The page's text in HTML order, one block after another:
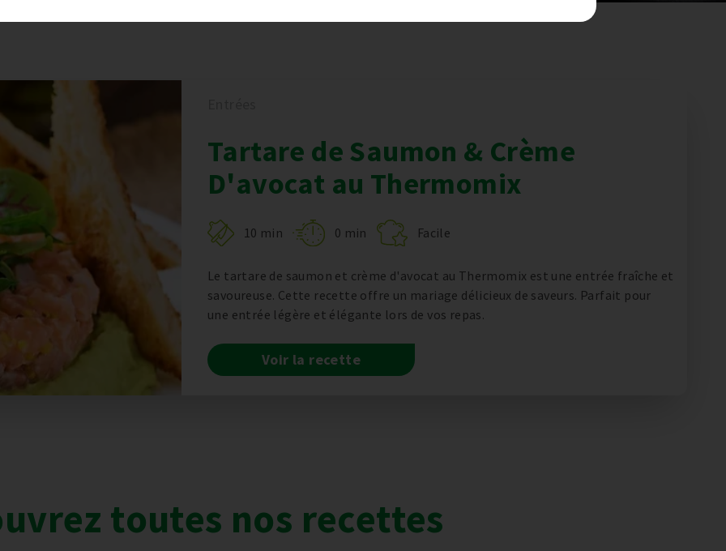
Tartare de Saumon & Crème
D'avocat au Thermomix
10 min 0 min Facile
Le tartare de saumon et crème d'avocat au Thermomix est une entrée fraîche et
savoureuse. Cette recette offre un mariage délicieux de saveurs. Parfait pour
une entrée légère et élégante lors de vos repas.
Voir la recette
toutes nos recettes